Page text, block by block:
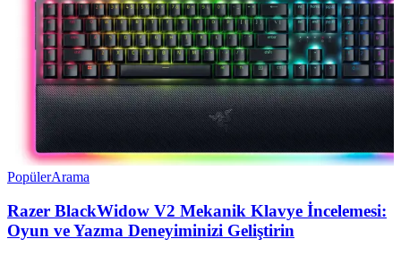
PopülerArama
Razer BlackWidow V2 Mekanik Klavye İncelemesi:
Oyun ve Yazma Deneyiminizi Geliştirin